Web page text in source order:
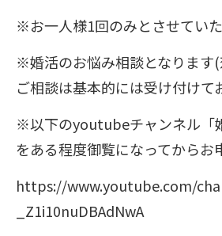
※お一人様1回のみとさせていた
※婚活のお悩み相談となります
ご相談は基本的には受け付けて
※以下のyoutubeチャンネル「
をある程度御覧になってからお
https://www.youtube.com/
_Z1i10nuDBAdNwA